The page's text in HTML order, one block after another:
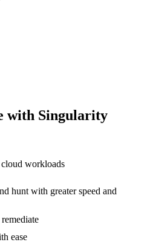
with Singularity
workloads
hunt with greater speed and
ease